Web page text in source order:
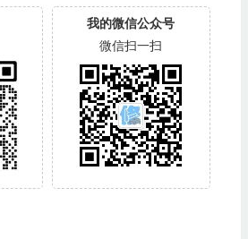
我的微信公众号
微信扫一扫